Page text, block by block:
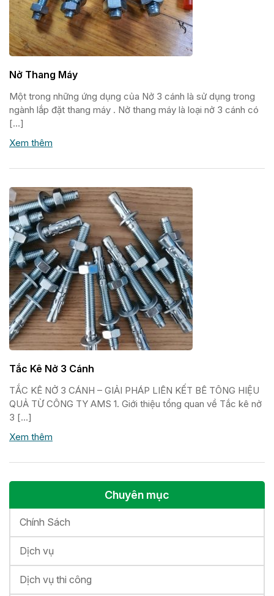
Nở Thang Máy
Một trong những ứng dụng của Nở 3 cánh là sử dụng trong
ngành lắp đặt thang máy . Nở thang máy là loại nở 3 cánh có
[…]
Xem thêm
Tắc Kê Nở 3 Cánh
TẮC KÊ NỞ 3 CÁNH – GIẢI PHÁP LIÊN KẾT BÊ TÔNG HIỆU
QUẢ TỪ CÔNG TY AMS 1. Giới thiệu tổng quan về Tắc kê nở
3 […]
Xem thêm
Chuyên mục
Chính Sách
Dịch vụ
Dịch vụ thi công